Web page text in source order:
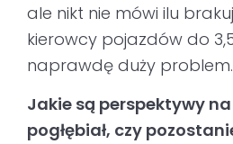
ale nikt nie mówi ilu
kierowcy pojazdów do
naprawdę duży problem.
Jakie są perspektywy
pogłębiał, czy